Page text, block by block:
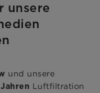
unsere
und unsere
Luftfiltration